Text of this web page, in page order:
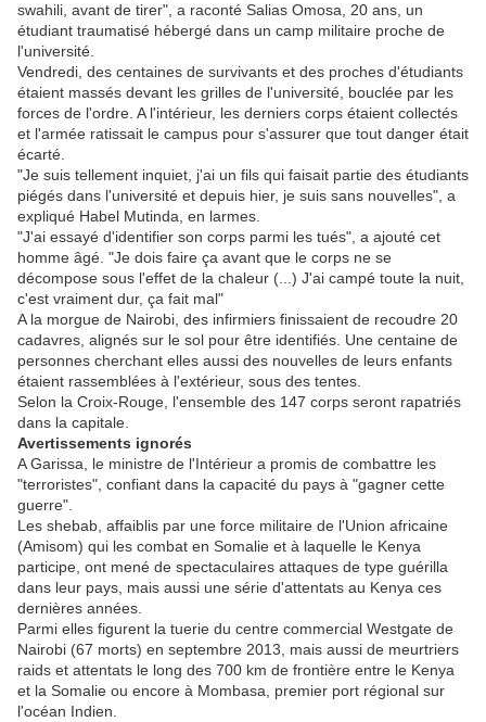
swahili, avant de tirer", a raconté Salias Omosa, 20 ans, un
étudiant traumatisé hébergé dans un camp militaire proche de
l'université.
Vendredi, des centaines de survivants et des proches d'étudiants
étaient massés devant les grilles de l'université, bouclée par les
forces de l'ordre. A l'intérieur, les derniers corps étaient collectés
et l'armée ratissait le campus pour s'assurer que tout danger était
écarté.
"Je suis tellement inquiet, j'ai un fils qui faisait partie des étudiants
piégés dans l'université et depuis hier, je suis sans nouvelles", a
expliqué Habel Mutinda, en larmes.
"J'ai essayé d'identifier son corps parmi les tués", a ajouté cet
homme âgé. "Je dois faire ça avant que le corps ne se
décompose sous l'effet de la chaleur (...) J'ai campé toute la nuit,
c'est vraiment dur, ça fait mal"
A la morgue de Nairobi, des infirmiers finissaient de recoudre 20
cadavres, alignés sur le sol pour être identifiés. Une centaine de
personnes cherchant elles aussi des nouvelles de leurs enfants
étaient rassemblées à l'extérieur, sous des tentes.
Selon la Croix-Rouge, l'ensemble des 147 corps seront rapatriés
dans la capitale.
Avertissements ignorés
A Garissa, le ministre de l'Intérieur a promis de combattre les
"terroristes", confiant dans la capacité du pays à "gagner cette
guerre".
Les shebab, affaiblis par une force militaire de l'Union africaine
(Amisom) qui les combat en Somalie et à laquelle le Kenya
participe, ont mené de spectaculaires attaques de type guérilla
dans leur pays, mais aussi une série d'attentats au Kenya ces
dernières années.
Parmi elles figurent la tuerie du centre commercial Westgate de
Nairobi (67 morts) en septembre 2013, mais aussi de meurtriers
raids et attentats le long des 700 km de frontière entre le Kenya
et la Somalie ou encore à Mombasa, premier port régional sur
l'océan Indien.